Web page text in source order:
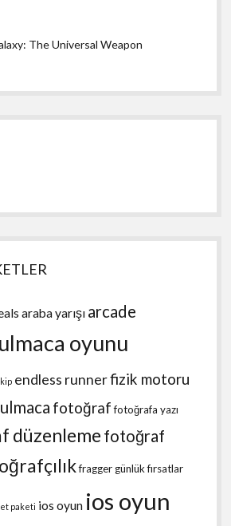
The Universal Weapon
araba yarışı arcade
oyunu
endless runnerfizik motoru
fotoğraf fotoğrafa yazı
düzenleme fotoğraf
fraggergünlük fırsatlar
paketi ios oyun ios oyun